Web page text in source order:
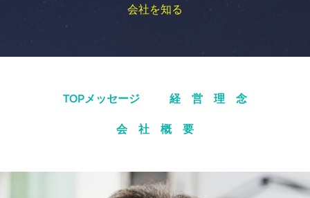
会社を知る
TOPメッセージ 経 営 理 念
会 社 概 要